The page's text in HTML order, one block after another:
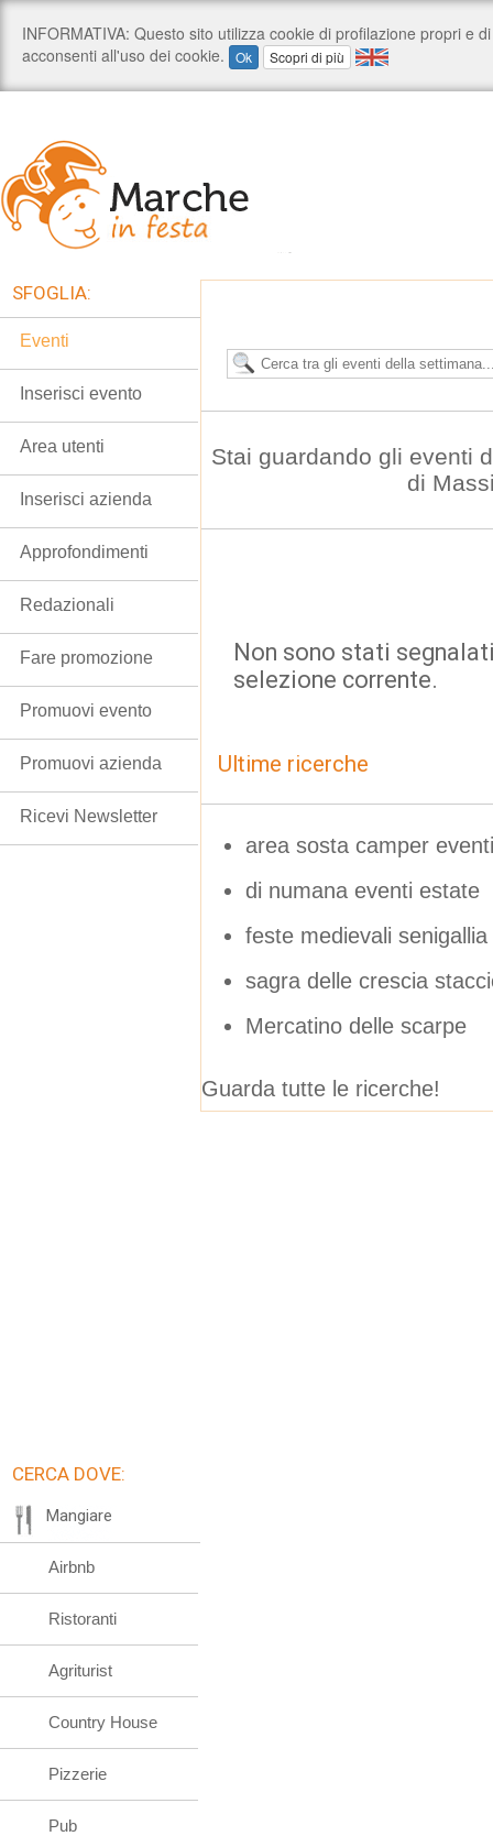
Stai guardando gli eventi
di
Non sono stati
selezione corrente.
Ultime ricerche
area sosta camper
di numana eventi estate
feste medievali
sagra delle crescia
Mercatino delle scarpe
Guarda tutte le ricerche!
SFOGLIA:
Eventi
Inserisci evento
Area utenti
Inserisci azienda
Approfondimenti
Redazionali
Fare promozione
Promuovi evento
Promuovi azienda
Ricevi Newsletter
CERCA DOVE:
Mangiare
Airbnb
Ristoranti
Agriturist
Country House
Pizzerie
Pub